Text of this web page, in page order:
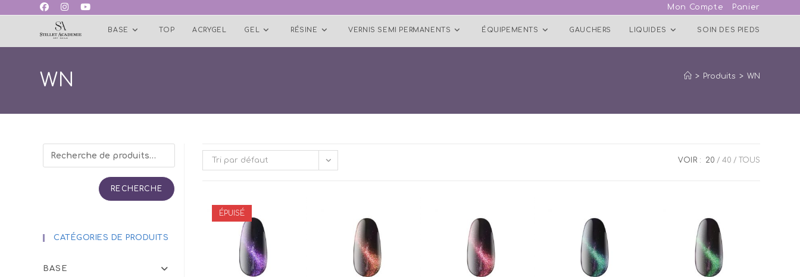
Mon Compte Panier
BASE TOP ACRYGEL GEL RÉSINE VERNIS SEMI PERMANENTS ÉQUIPEMENTS GAUCHERS LIQUIDES SOIN DES PIEDS
WN > Produits > WN
Tri par défaut VOIR : 20 40 TOUS
ÉPUISÉ
RECHERCHE
CATÉGORIES DE PRODUITS
BASE